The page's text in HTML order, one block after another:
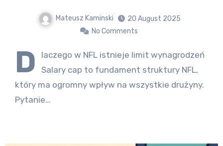
Mateusz Kaminski
20 August 2025
No Comments
D
laczego w NFL istnieje limit wynagrodzeń
Salary cap to fundament struktury NFL,
który ma ogromny wpływ na wszystkie drużyny.
Pytanie…